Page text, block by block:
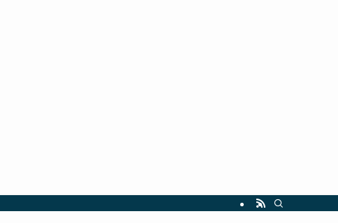
目指しましょう。最新の試験情報や勉強法も随時更新中！